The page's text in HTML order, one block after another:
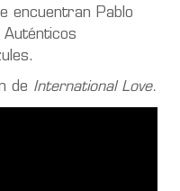
encuentran Pablo
Auténticos
de International Love.